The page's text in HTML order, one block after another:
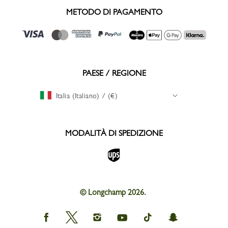
METODO DI PAGAMENTO
PAESE / REGIONE
Italia (Italiano) / (€)
MODALITÀ DI SPEDIZIONE
© Longchamp 2026.
Longchamp
on
Longchamp
on
Longchamp
on
Longchamp
on
Longchamp
on
Longchamp
on